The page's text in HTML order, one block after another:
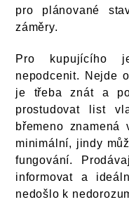
pro plánované
záměry.
Pro kupujícího
nepodcenit. Nejde
je třeba znát a
prostudovat list
břemeno
minimální, jindy
fungování.
informovat a
nedošlo k